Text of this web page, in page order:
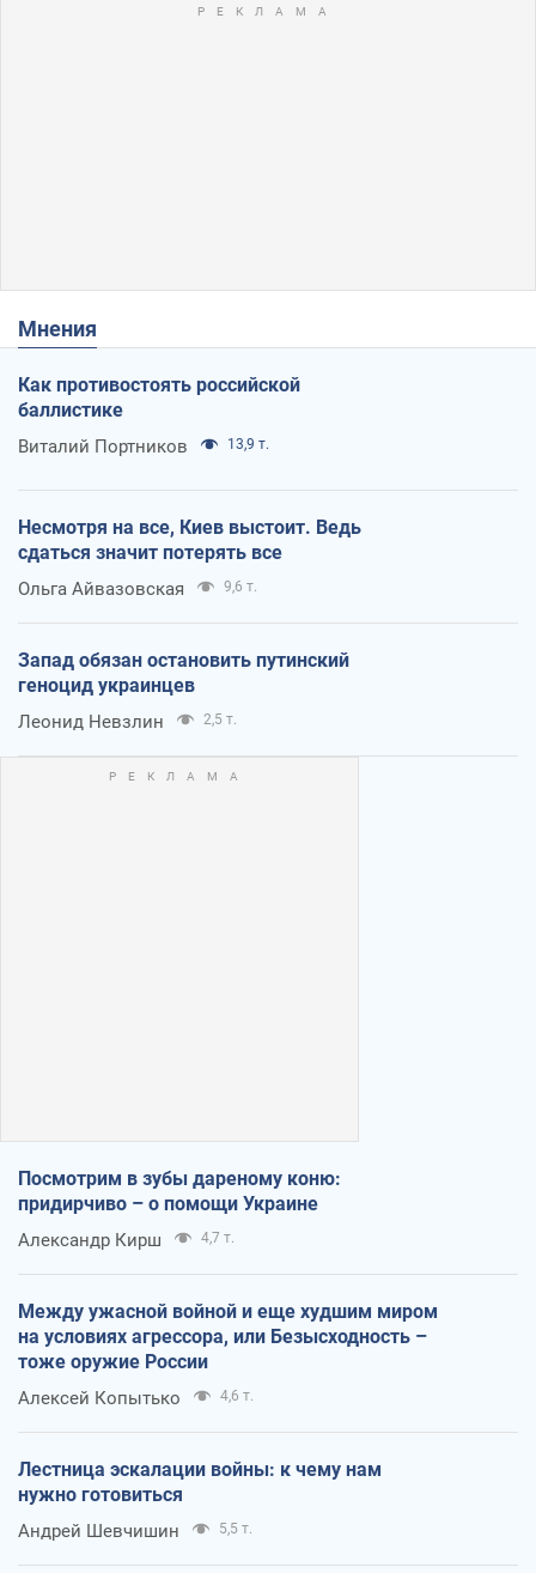
Мнения
Как противостоять российской
баллистике
Виталий Портников 13,9 т.
Несмотря на все, Киев выстоит. Ведь
сдаться значит потерять все
Ольга Айвазовская 9,6 т.
Запад обязан остановить путинский
геноцид украинцев
Леонид Невзлин 2,5 т.
Посмотрим в зубы дареному коню:
придирчиво – о помощи Украине
Александр Кирш 4,7 т.
Между ужасной войной и еще худшим миром
на условиях агрессора, или Безысходность –
тоже оружие России
Алексей Копытько 4,6 т.
Лестница эскалации войны: к чему нам
нужно готовиться
Андрей Шевчишин 5,5 т.